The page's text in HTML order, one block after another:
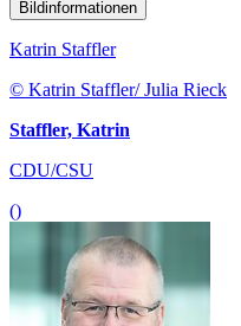
Bildinformationen
Katrin Staffler
© Katrin Staffler/ Julia Rieck
Staffler, Katrin
CDU/CSU
()